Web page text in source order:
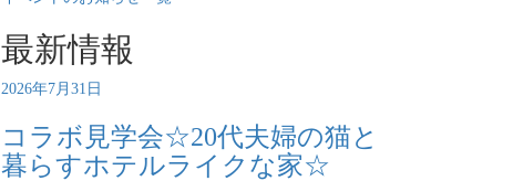
最新情報
2026年7月31日
コラボ見学会☆20代夫婦の猫と
暮らすホテルライクな家☆